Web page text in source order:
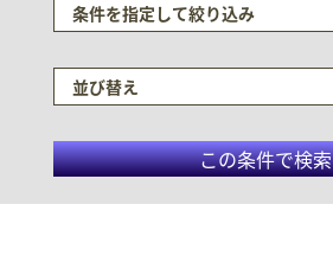
条件を指定して絞り込み
並び替え
この条件で検索